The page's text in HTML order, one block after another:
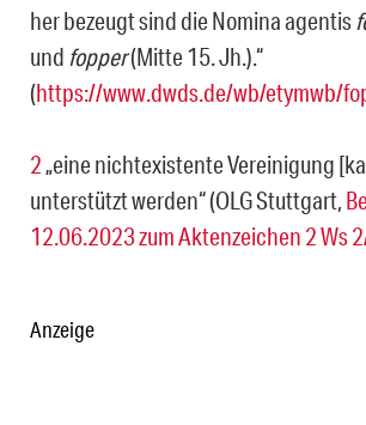
her bezeugt sind die Nomina agentis
und fopper(Mitte 15. Jh.).“
(https://www.dwds.de/wb/etymwb/
2„eine nichtexistente Vereinigung
unterstützt werden“ (OLG Stuttgart,
12.06.2023 zum Aktenzeichen 2 Ws
Anzeige